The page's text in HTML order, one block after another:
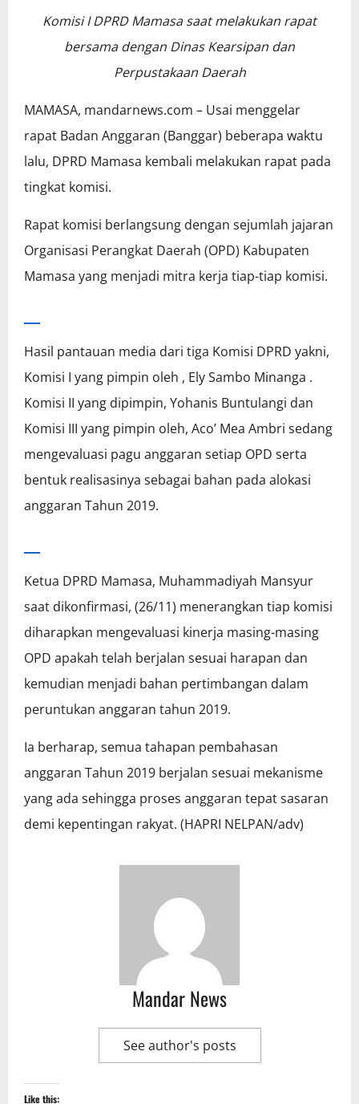
Komisi I DPRD Mamasa saat melakukan rapat
bersama dengan Dinas Kearsipan dan
Perpustakaan Daerah
MAMASA, mandarnews.com – Usai menggelar
rapat Badan Anggaran (Banggar) beberapa waktu
lalu, DPRD Mamasa kembali melakukan rapat pada
tingkat komisi.
Rapat komisi berlangsung dengan sejumlah jajaran
Organisasi Perangkat Daerah (OPD) Kabupaten
Mamasa yang menjadi mitra kerja tiap-tiap komisi.
Hasil pantauan media dari tiga Komisi DPRD yakni,
Komisi I yang pimpin oleh , Ely Sambo Minanga .
Komisi II yang dipimpin, Yohanis Buntulangi dan
Komisi III yang pimpin oleh, Aco’ Mea Ambri sedang
mengevaluasi pagu anggaran setiap OPD serta
bentuk realisasinya sebagai bahan pada alokasi
anggaran Tahun 2019.
Ketua DPRD Mamasa, Muhammadiyah Mansyur
saat dikonfirmasi, (26/11) menerangkan tiap komisi
diharapkan mengevaluasi kinerja masing-masing
OPD apakah telah berjalan sesuai harapan dan
kemudian menjadi bahan pertimbangan dalam
peruntukan anggaran tahun 2019.
Ia berharap, semua tahapan pembahasan
anggaran Tahun 2019 berjalan sesuai mekanisme
yang ada sehingga proses anggaran tepat sasaran
demi kepentingan rakyat. (HAPRI NELPAN/adv)
Mandar News
See author's posts
Like this: